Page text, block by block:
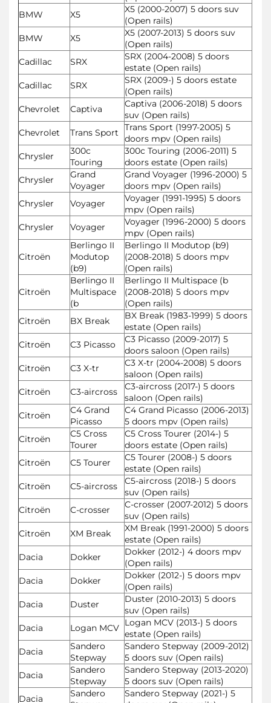
BMW
X5
X5 (2000-2007) 5 doors suv
(Open rails)
BMW
X5
X5 (2007-2013) 5 doors suv
(Open rails)
Cadillac
SRX
SRX (2004-2008) 5 doors
estate (Open rails)
Cadillac
SRX
SRX (2009-) 5 doors estate
(Open rails)
Chevrolet
Captiva
Captiva (2006-2018) 5 doors
suv (Open rails)
Chevrolet
Trans Sport
Trans Sport (1997-2005) 5
doors mpv (Open rails)
Chrysler
300c
Touring
300c Touring (2006-2011) 5
doors estate (Open rails)
Chrysler
Grand
Voyager
Grand Voyager (1996-2000) 5
doors mpv (Open rails)
Chrysler
Voyager
Voyager (1991-1995) 5 doors
mpv (Open rails)
Chrysler
Voyager
Voyager (1996-2000) 5 doors
mpv (Open rails)
Citroën
Berlingo II
Modutop
(b9)
Berlingo II Modutop (b9)
(2008-2018) 5 doors mpv
(Open rails)
Citroën
Berlingo II
Multispace
(b
Berlingo II Multispace (b
(2008-2018) 5 doors mpv
(Open rails)
Citroën
BX Break
BX Break (1983-1999) 5 doors
estate (Open rails)
Citroën
C3 Picasso
C3 Picasso (2009-2017) 5
doors saloon (Open rails)
Citroën
C3 X-tr
C3 X-tr (2004-2008) 5 doors
saloon (Open rails)
Citroën
C3-aircross
C3-aircross (2017-) 5 doors
saloon (Open rails)
Citroën
C4 Grand
Picasso
C4 Grand Picasso (2006-2013)
5 doors mpv (Open rails)
Citroën
C5 Cross
Tourer
C5 Cross Tourer (2014-) 5
doors estate (Open rails)
Citroën
C5 Tourer
C5 Tourer (2008-) 5 doors
estate (Open rails)
Citroën
C5-aircross
C5-aircross (2018-) 5 doors
suv (Open rails)
Citroën
C-crosser
C-crosser (2007-2012) 5 doors
suv (Open rails)
Citroën
XM Break
XM Break (1991-2000) 5 doors
estate (Open rails)
Dacia
Dokker
Dokker (2012-) 4 doors mpv
(Open rails)
Dacia
Dokker
Dokker (2012-) 5 doors mpv
(Open rails)
Dacia
Duster
Duster (2010-2013) 5 doors
suv (Open rails)
Dacia
Logan MCV Logan MCV (2013-) 5 doors
estate (Open rails)
Dacia
Sandero
Stepway
Sandero Stepway (2009-2012)
5 doors suv (Open rails)
Dacia
Sandero
Stepway
Sandero Stepway (2013-2020)
5 doors suv (Open rails)
Dacia
Sandero
Sandero Stepway (2021-) 5